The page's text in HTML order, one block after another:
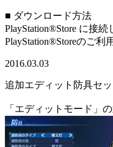
■ ダウンロード方法
PlayStation®Store に接
PlayStation®Storeのご利
2016.03.03
追加エディット防具セ
「エディットモード」